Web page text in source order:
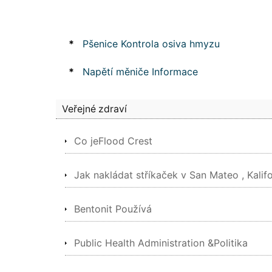
* Pšenice Kontrola osiva hmyzu
* Napětí měniče Informace
Veřejné zdraví
Co jeFlood Crest
Jak nakládat stříkaček v San Mateo ,
Bentonit Používá
Public Health Administration &Politika